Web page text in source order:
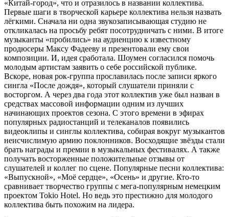
«Китай-город», что и отразилось в названии коллектива.
Первые шаги в творческой карьере коллектива нельзя назвать
лёгкими. Сначала ни одна звукозаписывающая студию не
откликалась на просьбу ребят посотрудничать с ними. В итоге
музыканты «пробились» на аудиенцию к известному
продюсеры Максу Фадееву и презентовали ему свои
композиции. И, идея сработала. Шоумен согласился помочь
молодым артистам заявить о себе российской публике.
Вскоре, новая рок-группа прославилась после записи яркого
сингла «После дождя», который слушатели приняли с
восторгом. А через два года этот коллектив уже был назван в
средствах массовой информации одним из лучших
начинающих проектов сезона. С этого времени в эфирах
популярных радиостанций и телеканалов появились
видеоклипы и синглы коллектива, собирая вокруг музыкантов
неисчислимую армию поклонников. Восходящие звёзды стали
брать награды и премии в музыкальных фестивалях. А также
получать восторженные положительные отзывы от
слушателей и коллег по сцене. Популярные песни коллектива:
«Выпускной», «Моё сердце», «Осень» и другие. Кто-то
сравнивает творчество группы с мега-популярным немецким
проектом Tokio Hotel. Но ведь это престижно для молодого
коллектива быть похожим на лидера.